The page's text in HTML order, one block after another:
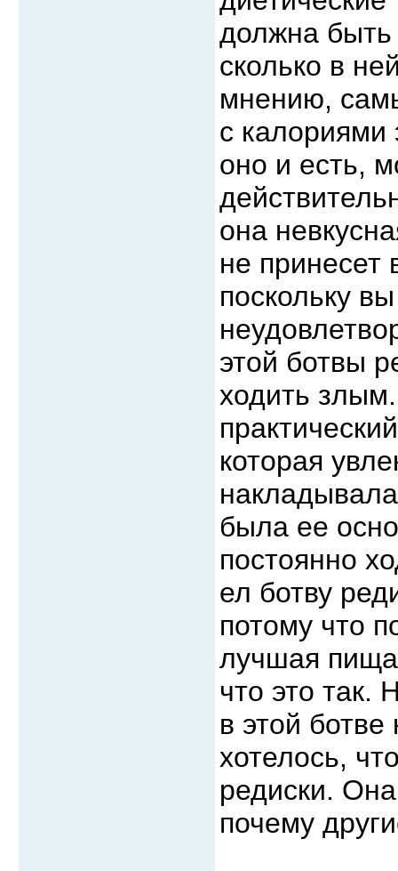
должна быть
сколько в
мнению,
с калориями
оно и есть,
она
не принесет
поскольку
этой ботвы
ходить
которая
была ее
постоянно
ел ботву
потому что
лучшая
что это так.
в этой ботве
хотелось,
редиски.
почему